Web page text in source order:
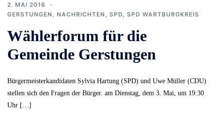
2. MAI 2016
GERSTUNGEN
NACHRICHTEN SPD SPD WARTBURGKREIS
Wählerforum für die
Gemeinde Gerstungen
Bürgermeisterkandidaten Sylvia Hartung (SPD) und Uwe Müller (CDU)
stellen sich den Fragen der Bürger. am Dienstag, dem 3. Mai, um 19:30
Uhr […]